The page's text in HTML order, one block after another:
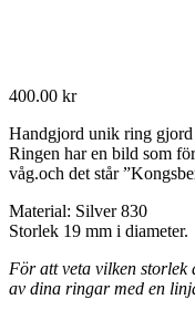
400.00 kr
Handgjord unik ring gjord
Ringen har en bild som
våg.och det står
Material: Silver 830
Storlek 19 mm i diameter.
För att veta vilken storlek
av dina ringar med en